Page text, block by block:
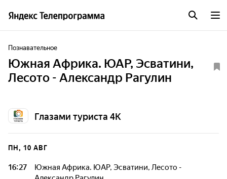
Познавательное
Южная Африка. ЮАР, Эсватини,
Лесото - Александр Рагулин
Глазами туриста 4К
ПН, 10 АВГ
16:27
Южная Африка. ЮАР, Эсватини, Лесото -